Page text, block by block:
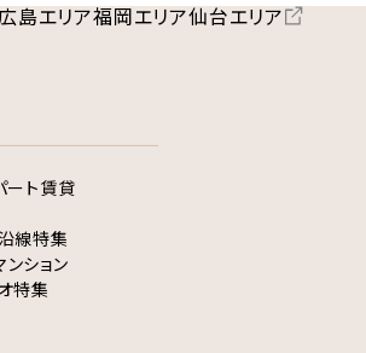
島エリア福岡エリア仙台エリア
ート賃貸
線特集
ション
特集